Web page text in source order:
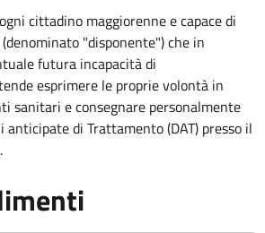
cittadino maggiorenne e capace di
"disponente") che in
futura incapacità di
esprimere le proprie volontà in
sanitari e consegnare personalmente
anticipate di Trattamento (DAT) presso il